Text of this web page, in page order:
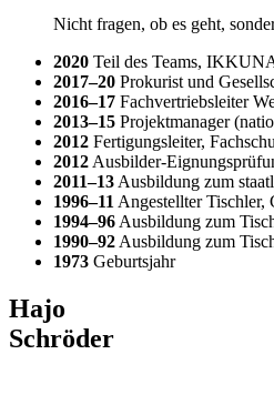
Nicht fragen, ob es geht,
2020 Teil des Teams,
2017–20 Prokurist und
2016–17 Fachvertriebsleiter
2013–15 Projektmanager
2012 Fertigungsleiter,
2012 Ausbilder-
2011–13 Ausbildung zum
1996–11 Angestellter
1994–96 Ausbildung zum
1990–92 Ausbildung zum
1973 Geburtsjahr
Hajo
Schröder